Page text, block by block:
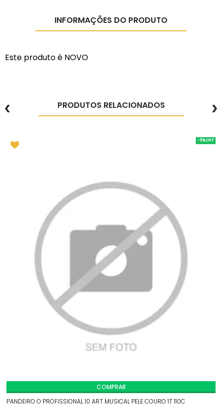
INFORMAÇÕES DO PRODUTO
Este produto é NOVO
PRODUTOS RELACIONADOS
-9%
PANDEIRO O PROFISSIONAL 10 ART MUSICAL PELE COURO 1T 110C
COMPRAR